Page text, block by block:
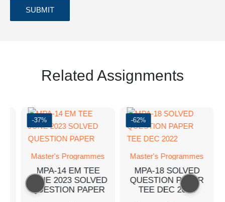
Related Assignments
-37%
Master's Programmes
MPA-14 EM TEE
JUNE 2023 SOLVED
QUESTION PAPER
-62%
Master's Programmes
MPA-18 SOLVED
QUESTION PAPER
TEE DEC 2022